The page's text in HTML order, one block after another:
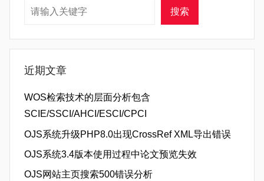
搜索
搜索
近期文章
WOS检索技术的层面分析包含
SCIE/SSCI/AHCI/ESCI/CPCI
OJS系统升级PHP8.0出现CrossRef XML导出错误
OJS系统3.4版本使用过程中论文预览失效
OJS网站主页搜索500错误分析